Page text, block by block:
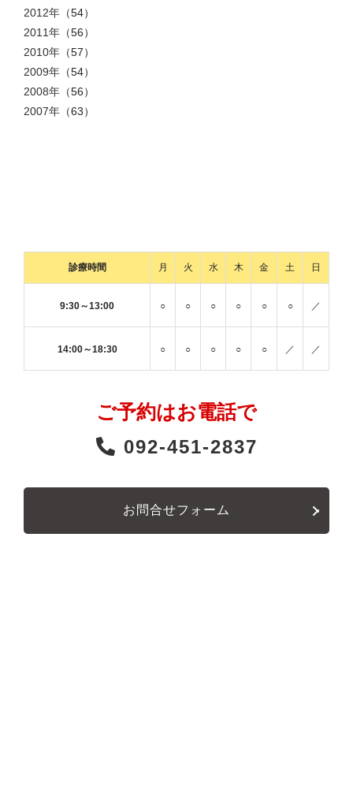
2012年 （54）
2011年 （56）
2010年 （57）
2009年 （54）
2008年 （56）
2007年 （63）
診療時間 月 火 水 木 金 土 日
9:30～13:00 ○ ○ ○ ○ ○ ○ ／
14:00～18:30 ○ ○ ○ ○ ○ ／ ／
ご予約はお電話で
092-451-2837
お問合せフォーム